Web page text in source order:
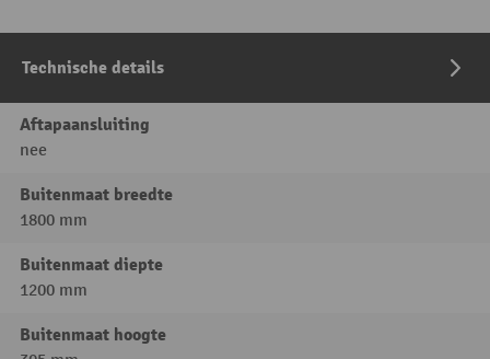
Technische details
Aftapaansluiting
nee
Buitenmaat breedte
1800 mm
Buitenmaat diepte
1200 mm
Buitenmaat hoogte